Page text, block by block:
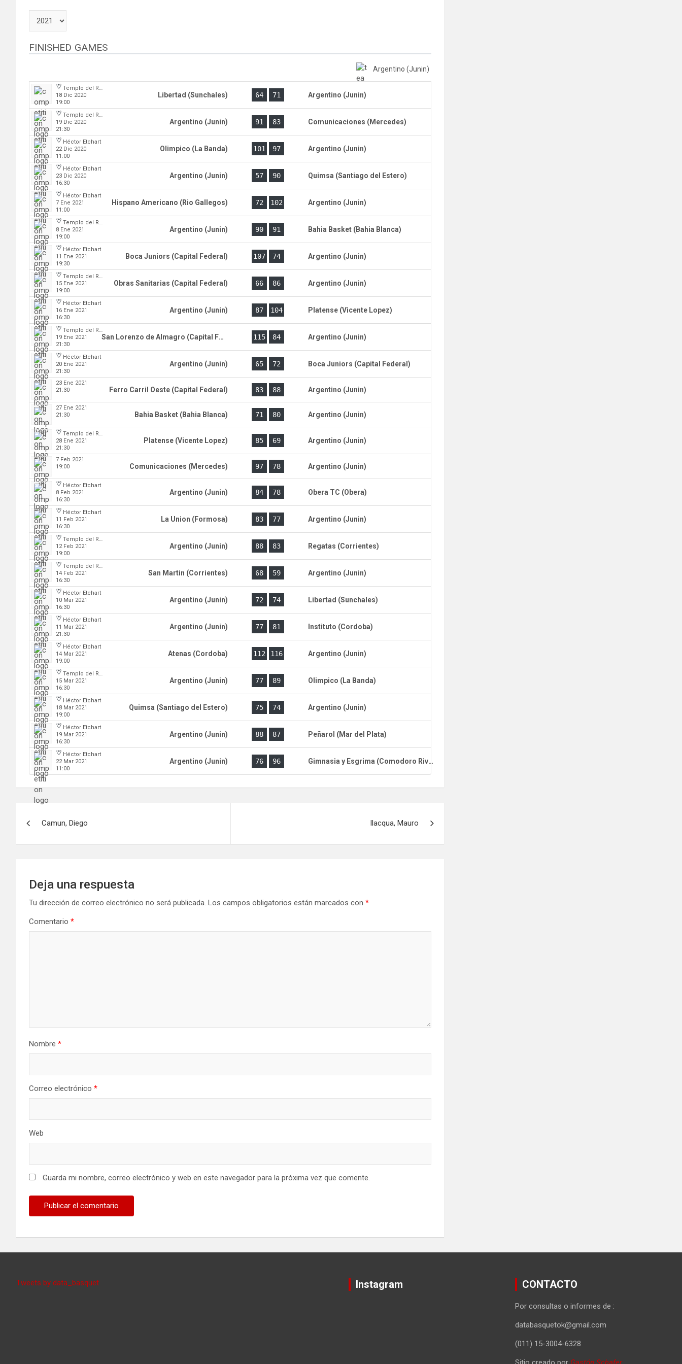
FINISHED GAMES
Argentino (Junin)
Templo del Rock
18 Dic 2020
19:00
Libertad (Sunchales) 64 71 Argentino (Junin)
Templo del Rock
19 Dic 2020
21:30
Argentino (Junin) 91 83 Comunicaciones (Mercedes)
Héctor Etchart
22 Dic 2020
11:00
Olimpico (La Banda) 101 97 Argentino (Junin)
Héctor Etchart
23 Dic 2020
16:30
Argentino (Junin) 57 90 Quimsa (Santiago del Estero)
Héctor Etchart
7 Ene 2021
11:00
Hispano Americano (Rio Gallegos) 72 102 Argentino (Junin)
Templo del Rock
8 Ene 2021
19:00
Argentino (Junin) 90 91 Bahia Basket (Bahia Blanca)
Héctor Etchart
11 Ene 2021
19:30
Boca Juniors (Capital Federal) 107 74 Argentino (Junin)
Templo del Rock
15 Ene 2021
19:00
Obras Sanitarias (Capital Federal) 66 86 Argentino (Junin)
Héctor Etchart
16 Ene 2021
16:30
Argentino (Junin) 87 104 Platense (Vicente Lopez)
Templo del Rock
19 Ene 2021
21:30
San Lorenzo de Almagro (Capital Federal) 115 84 Argentino (Junin)
Héctor Etchart
20 Ene 2021
21:30
Argentino (Junin) 65 72 Boca Juniors (Capital Federal)
23 Ene 2021
21:30
Ferro Carril Oeste (Capital Federal) 83 88 Argentino (Junin)
27 Ene 2021
21:30
Bahia Basket (Bahia Blanca) 71 80 Argentino (Junin)
Templo del Rock
28 Ene 2021
21:30
Platense (Vicente Lopez) 85 69 Argentino (Junin)
7 Feb 2021
19:00
Comunicaciones (Mercedes) 97 78 Argentino (Junin)
Héctor Etchart
8 Feb 2021
16:30
Argentino (Junin) 84 78 Obera TC (Obera)
Héctor Etchart
11 Feb 2021
16:30
La Union (Formosa) 83 77 Argentino (Junin)
Templo del Rock
12 Feb 2021
19:00
Argentino (Junin) 88 83 Regatas (Corrientes)
Templo del Rock
14 Feb 2021
16:30
San Martin (Corrientes) 68 59 Argentino (Junin)
Héctor Etchart
10 Mar 2021
16:30
Argentino (Junin) 72 74 Libertad (Sunchales)
Héctor Etchart
11 Mar 2021
21:30
Argentino (Junin) 77 81 Instituto (Cordoba)
Héctor Etchart
14 Mar 2021
19:00
Atenas (Cordoba) 112 116 Argentino (Junin)
Templo del Rock
15 Mar 2021
16:30
Argentino (Junin) 77 89 Olimpico (La Banda)
Héctor Etchart
18 Mar 2021
19:00
Quimsa (Santiago del Estero) 75 74 Argentino (Junin)
Héctor Etchart
19 Mar 2021
16:30
Argentino (Junin) 88 87 Peñarol (Mar del Plata)
Héctor Etchart
22 Mar 2021
11:00
Argentino (Junin) 76 96 Gimnasia y Esgrima (Comodoro Rivadavia)
Camun, Diego Ilacqua, Mauro
Deja una respuesta
Tu dirección de correo electrónico no será publicada. Los campos obligatorios están marcados con *
Comentario *
Nombre *
Correo electrónico *
Web
Guarda mi nombre, correo electrónico y web en este navegador para la próxima vez que comente.
Tweets by data_basquet Instagram CONTACTO
Por consultas o informes de :
databasquetok@gmail.com
(011) 15-3004-6328